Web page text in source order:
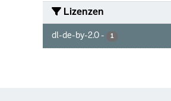
Lizenzen
dl-de-by-2.0 - 1